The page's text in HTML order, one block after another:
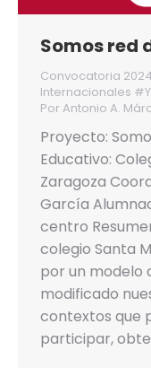
Somos red
Convocatoria 2024
Internacionales
Por Antonio A.
Proyecto:
Educativo:
Zaragoza
García
centro
colegio Santa
por un modelo
modificado
contextos que
participar,